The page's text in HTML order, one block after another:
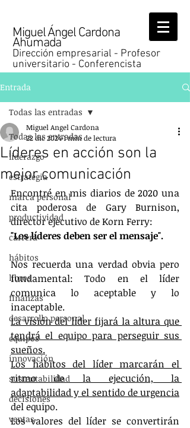
Miguel Ángel Cardona
Ahumada
Dirección empresarial - Profesor
universitario - Conferencista
Entrada
Todas las entradas
liderazgo
estrategia
marca personal
productividad
carrera
hábitos
libros
finanzas
desarrollo personal
equipos
innovación
sustentabilidad
decisiones
ventas
Todas las entradas
Líderes en acción son la
mejor comunicación
Miguel Angel Cardona
22 dic 20241 min de lectura
Encontré en mis diarios de 2020 una
cita poderosa de Gary Burnison,
director ejecutivo de Korn Ferry:
"Los líderes deben ser el mensaje".
Nos recuerda una verdad obvia pero
fundamental: Todo en el líder
comunica lo aceptable y lo
inaceptable.
La visión del líder fijará la altura que
tendrá el equipo para perseguir sus
sueños.
Los hábitos del líder marcarán el
ritmo de la ejecución, la
adaptabilidad y el sentido de urgencia
del equipo.
Los valores del líder se convertirán